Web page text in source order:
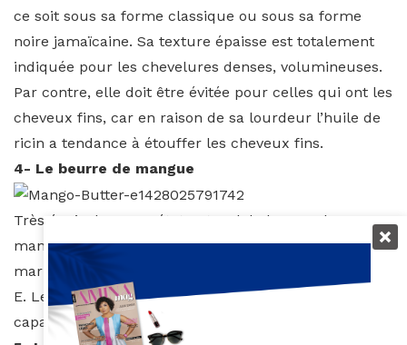
ce soit sous sa forme classique ou sous sa forme
noire jamaïcaine. Sa texture épaisse est totalement
indiquée pour les chevelures denses, volumineuses.
Par contre, elle doit être évitée pour celles qui ont les
cheveux fins, car en raison de sa lourdeur l’huile de
ricin a tendance à étouffer les cheveux fins.
4- Le beurre de mangue
Très épais dans son état naturel, le beurre de
mangue fond facilement au micro-ondes ou au bain-
marie. Il est riche en émollients et en vitamines A et
E. Le beurre de mangue se caractérise surtout par sa
capacité à fortifier et à détendre les cheveux.